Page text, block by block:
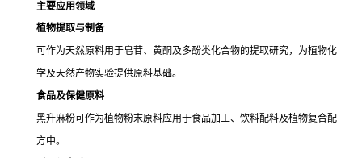
主要应用领域
植物提取与制备
可作为天然原料用于皂苷、黄酮及多酚类化合物的提取研究，为植物化
学及天然产物实验提供原料基础。
食品及保健原料
黑升麻粉可作为植物粉末原料应用于食品加工、饮料配料及植物复合配
方中。